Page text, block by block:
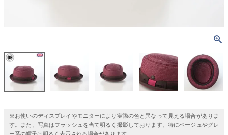
※お使いのディスプレイやモニターにより実際の色と異なって見える場合がありま
す。また、写真はフラッシュを当て明るく撮影しております。特にベージュやグレ